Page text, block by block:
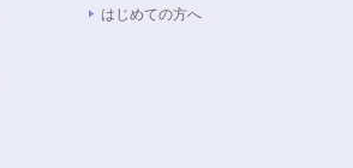
はじめての方へ